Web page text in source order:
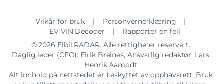
Vilkår for bruk | Personvernerklæring
|
EV VIN Decoder
|
Rapporter en feil
© 2026 Elbil RADAR. Alle rettigheter reservert.
Daglig leder (CEO): Eirik Breines, Ansvarlig redaktør: Lars
Henrik Aamodt
Alt innhold på nettstedet er beskyttet av opphavsrett. Bruk